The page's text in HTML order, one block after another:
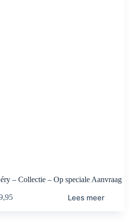
– Collectie – Op speciale Aanvraag
Lees meer